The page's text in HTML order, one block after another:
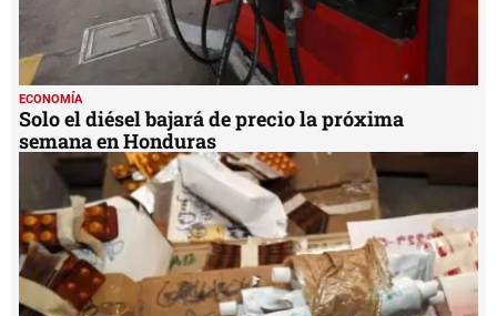
ECONOMÍA
Solo el diésel bajará de precio la próxima
semana en Honduras